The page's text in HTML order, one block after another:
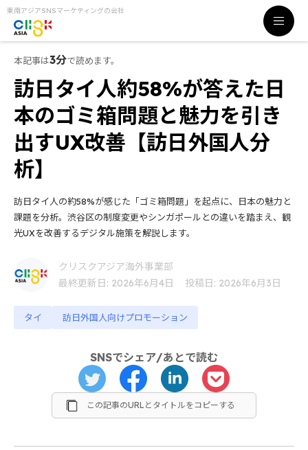
東南アジアSNSマーケティングの会社
本記事は3分で読めます。
訪日タイ人約58%が答えた日
本のゴミ箱問題と魅力を引き
出すUX改善【訪日外国人分
析】
訪日タイ人の約58%が感じた「ゴミ箱問題」を起点に、日本の魅力と
課題を分析。渋谷区の制度変更やシンガポールとの違いを踏まえ、観
光UXを改善するデジタル施策を解説します。
クリスクアジア海外事業部
最終更新日: 2026年6月4日
投稿日: 2026年6月3日
タイ 訪日外国人向けプロモーション
SNSでシェア/あとで読む
この記事のURLとタイトルをコピーする